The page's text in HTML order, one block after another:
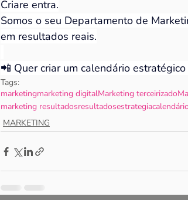
Criare entra.
Somos o seu Departamento de
em resultados reais.
📲 Quer criar um calendário
Tags:
marketingmarketing digitalMarketing terceirizado
marketing resultadosresultadosestrategia
MARKETING